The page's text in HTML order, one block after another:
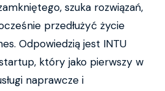
szuka rozwiązań,
przedłużyć życie
Odpowiedzią jest INTU
który jako pierwszy w
naprawcze i